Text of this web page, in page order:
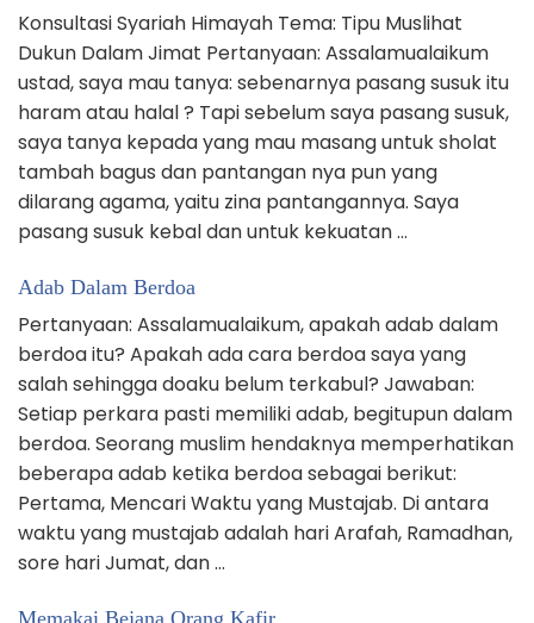
Konsultasi Syariah Himayah Tema: Tipu Muslihat
Dukun Dalam Jimat Pertanyaan: Assalamualaikum
ustad, saya mau tanya: sebenarnya pasang susuk itu
haram atau halal ? Tapi sebelum saya pasang susuk,
saya tanya kepada yang mau masang untuk sholat
tambah bagus dan pantangan nya pun yang
dilarang agama, yaitu zina pantangannya. Saya
pasang susuk kebal dan untuk kekuatan …
Adab Dalam Berdoa
Pertanyaan: Assalamualaikum, apakah adab dalam
berdoa itu? Apakah ada cara berdoa saya yang
salah sehingga doaku belum terkabul? Jawaban:
Setiap perkara pasti memiliki adab, begitupun dalam
berdoa. Seorang muslim hendaknya memperhatikan
beberapa adab ketika berdoa sebagai berikut:
Pertama, Mencari Waktu yang Mustajab. Di antara
waktu yang mustajab adalah hari Arafah, Ramadhan,
sore hari Jumat, dan …